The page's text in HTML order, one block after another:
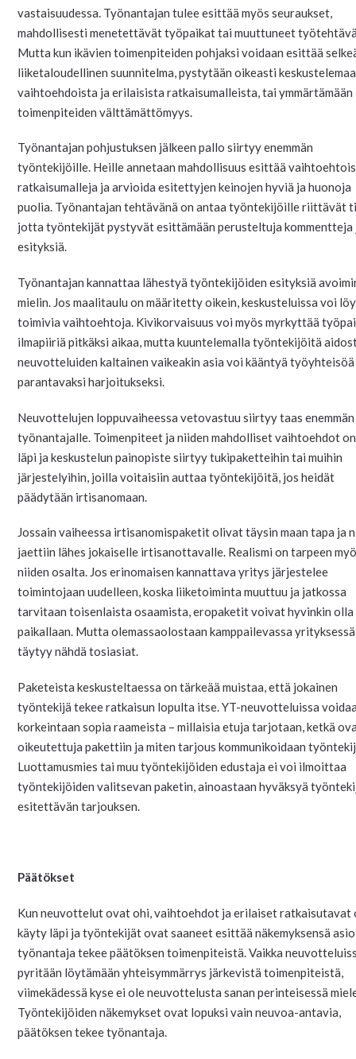
vastaisuudessa. Työnantajan tulee esittää myös seuraukset,
mahdollisesti menetettävät työpaikat tai muuttuneet
Mutta kun ikävien toimenpiteiden pohjaksi voidaan esittää
liiketaloudellinen suunnitelma, pystytään oikeasti
vaihtoehdoista ja erilaisista ratkaisumalleista, tai ymmärtämään
toimenpiteiden välttämättömyys.
Työnantajan pohjustuksen jälkeen pallo siirtyy enemmän
työntekijöille. Heille annetaan mahdollisuus esittää
ratkaisumalleja ja arvioida esitettyjen keinojen hyviä ja huonoja
puolia. Työnantajan tehtävänä on antaa työntekijöille riittävät
jotta työntekijät pystyvät esittämään perusteltuja kommentteja
esityksiä.
Työnantajan kannattaa lähestyä työntekijöiden esityksiä
mielin. Jos maalitaulu on määritetty oikein, keskusteluissa voi
toimivia vaihtoehtoja. Kivikorvaisuus voi myös myrkyttää
ilmapiiriä pitkäksi aikaa, mutta kuuntelemalla työntekijöitä
neuvotteluiden kaltainen vaikeakin asia voi kääntyä työyhteisöä
parantavaksi harjoitukseksi.
Neuvottelujen loppuvaiheessa vetovastuu siirtyy taas enemmän
työnantajalle. Toimenpiteet ja niiden mahdolliset vaihtoehdot
läpi ja keskustelun painopiste siirtyy tukipaketteihin tai muihin
järjestelyihin, joilla voitaisiin auttaa työntekijöitä, jos heidät
päädytään irtisanomaan.
Jossain vaiheessa irtisanomispaketit olivat täysin maan tapa ja
jaettiin lähes jokaiselle irtisanottavalle. Realismi on tarpeen
niiden osalta. Jos erinomaisen kannattava yritys järjestelee
toimintojaan uudelleen, koska liiketoiminta muuttuu ja jatkossa
tarvitaan toisenlaista osaamista, eropaketit voivat hyvinkin olla
paikallaan. Mutta olemassaolostaan kamppailevassa yrityksessä
täytyy nähdä tosiasiat.
Paketeista keskusteltaessa on tärkeää muistaa, että jokainen
työntekijä tekee ratkaisun lopulta itse. YT-neuvotteluissa
korkeintaan sopia raameista – millaisia etuja tarjotaan, ketkä
oikeutettuja pakettiin ja miten tarjous kommunikoidaan
Luottamusmies tai muu työntekijöiden edustaja ei voi ilmoittaa
työntekijöiden valitsevan paketin, ainoastaan hyväksyä
esitettävän tarjouksen.
Päätökset
Kun neuvottelut ovat ohi, vaihtoehdot ja erilaiset ratkaisutavat
käyty läpi ja työntekijät ovat saaneet esittää näkemyksensä
työnantaja tekee päätöksen toimenpiteistä. Vaikka
pyritään löytämään yhteisymmärrys järkevistä toimenpiteistä,
viimekädessä kyse ei ole neuvottelusta sanan perinteisessä
Työntekijöiden näkemykset ovat lopuksi vain neuvoa-antavia,
päätöksen tekee työnantaja.